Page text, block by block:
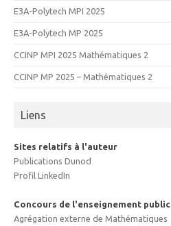
E3A-Polytech MPI 2025
E3A-Polytech MP 2025
CCINP MPI 2025 Mathématiques 2
CCINP MP 2025 – Mathématiques 2
Liens
Sites relatifs à l'auteur
Publications Dunod
Profil LinkedIn
Concours de l'enseignement public
Agrégation externe de Mathématiques